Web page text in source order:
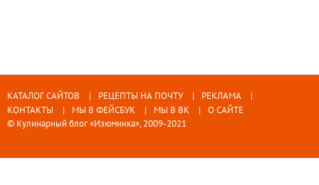
КАТАЛОГ САЙТОВ РЕЦЕПТЫ НА ПОЧТУ
РЕКЛАМА
КОНТАКТЫ
МЫ В ФЕЙСБУК МЫ В ВК
О САЙТЕ
© Кулинарный блог «Изюминка», 2009-2021